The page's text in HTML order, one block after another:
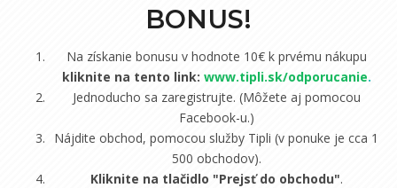
BONUS!
Na získanie bonusu v hodnote 10€ k prvému nákupu
kliknite na tento link: www.tipli.sk/odporucanie.
Jednoducho sa zaregistrujte. (Môžete aj pomocou
Facebook-u.)
Nájdite obchod, pomocou služby Tipli (v ponuke je cca 1
500 obchodov).
Kliknite na tlačidlo "Prejsť do obchodu".